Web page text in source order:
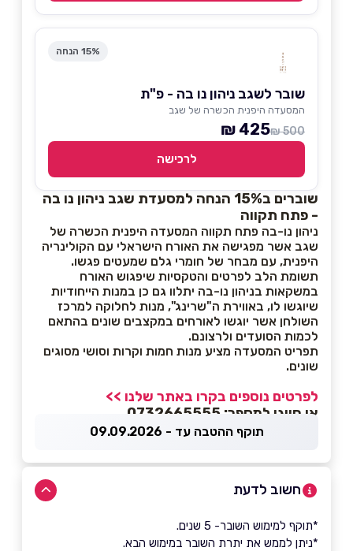
15% הנחה
שובר לשגב ניהון נו בה - פ"ת
המסעדה היפנית הכשרה של שגב
500 ₪
425 ₪
לרכישה
שוברים ב15% הנחה למסעדת שגב ניהון נו בה
- פתח תקווה
ניהון נו-בה פתח תקווה המסעדה היפנית הכשרה של
שגב אשר מפגישה את האורח הישראלי עם הקולינריה
היפנית, עם מבחר של חומרי גלם שמעטים פגשו.
תשומת הלב לפרטים והטקסיות שיפגוש האורח
במשקאות בניהון נו-בה יתלוו גם כן במנות הייחודיות
שיוגשו לו, באווירת ה"שרינג", מנות לחלוקה למרכז
השולחן אשר יוגשו לאורחים במקצבים שונים בהתאם
לכמות הסועדים ולרצונם.
תפריט המסעדה מציע מנות חמות וקרות וסושי מסוגים
שונים.
לפרטים נוספים בקרו באתר שלנו >>
או חייגו למספר: 0732665555
תוקף ההטבה עד - 09.09.2026
חשוב לדעת
*תוקף למימוש השובר- 5 שנים.
*ניתן לממש את יתרת השובר במימוש הבא.